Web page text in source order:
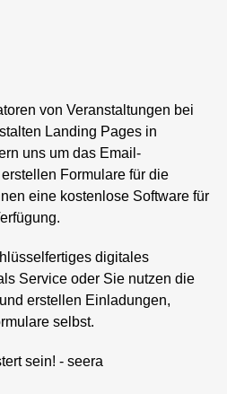
von Veranstaltungen bei
Landing Pages in
uns um das Email-
Formulare für die
eine kostenlose Software für
digitales
Service oder Sie nutzen die
erstellen Einladungen,
selbst.
sein! - seera